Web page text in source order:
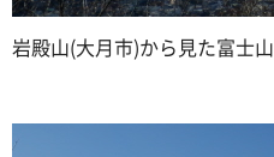
岩殿山(大月市)から見た富士山